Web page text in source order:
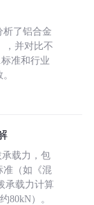
析了铝合金
，并对比不
准和行业
载力，包
准（如《混
承载力计算
80kN）。